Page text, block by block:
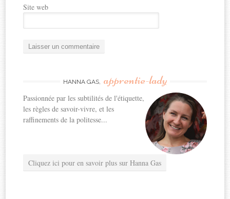
Site web
HANNA GAS, apprentie-lady
Passionnée par les subtilités de l'étiquette,
les règles de savoir-vivre, et les
raffinements de la politesse...
Cliquez ici pour en savoir plus sur Hanna Gas